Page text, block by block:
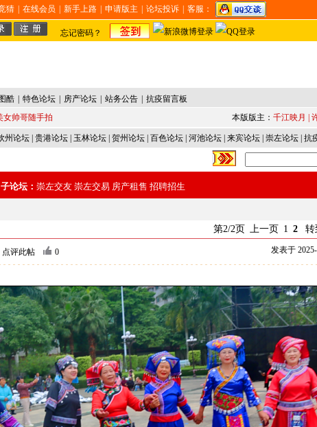
猜 在线会员 新手上路 申请版主 论坛投诉 客服：
忘记密码？
酷 特色论坛 房产论坛 站务公告
抗疫留言板
帅哥随手拍 本版版主： 千江映月
州论坛 贵港论坛 玉林论坛 贺州论坛 百色论坛 河池论坛 来宾论坛 崇左论坛 抗
子论坛： 崇左交友 崇左交易 房产租售 招聘招生
第2/2页 上一页 1 2 转
点评此帖 0 发表于